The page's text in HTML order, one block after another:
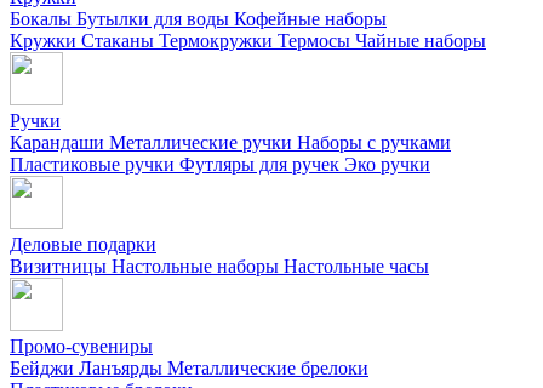
Бокалы Бутылки для воды Кофейные наборы
Кружки Стаканы Термокружки Термосы Чайные наборы
Ручки
Карандаши Металлические ручки Наборы с ручками
Пластиковые ручки Футляры для ручек Эко ручки
Деловые подарки
Визитницы Настольные наборы Настольные часы
Промо-сувениры
Бейджи Ланъярды Металлические брелоки